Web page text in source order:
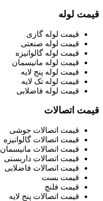
قیمت لوله
قیمت لوله گازی
قیمت لوله صنعتی
قیمت لوله گالوانیزه
قیمت لوله مانیسمان
قیمت لوله پنج لایه
قیمت لوله تک لایه
قیمت لوله فاضلابی
قیمت اتصالات
قیمت اتصالات جوشی
قیمت اتصالات گالوانیزه
قیمت اتصالات مانیسمان
قیمت اتصالات داربستی
قیمت اتصالات فاضلابی
قیمت بست
قیمت فلنچ
قیمت اتصالات پنج لایه